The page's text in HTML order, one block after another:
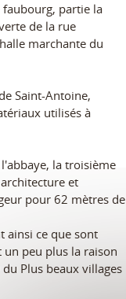
partie la
de la rue
marchante du
Saint-Antoine,
utilisés à
la troisième
et
pour 62 mètres de
ainsi ce que sont
peu plus la raison
Plus beaux villages